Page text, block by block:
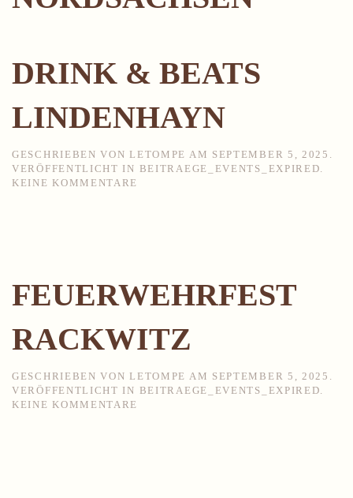
DRINK & BEATS
LINDENHAYN
GESCHRIEBEN VONLETOMPE AM SEPTEMBER 5, 2025 .
VERÖFFENTLICHT IN BEITRAEGE_EVENTS_EXPIRED.
KEINE KOMMENTARE
FEUERWEHRFEST
RACKWITZ
GESCHRIEBEN VONLETOMPE AM SEPTEMBER 5, 2025 .
VERÖFFENTLICHT IN BEITRAEGE_EVENTS_EXPIRED.
KEINE KOMMENTARE